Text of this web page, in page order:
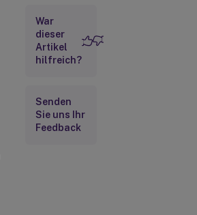
Konfiguration
Bekannte
War
dieser
Artikel
hilfreich?
Senden
Sie uns Ihr
Feedback